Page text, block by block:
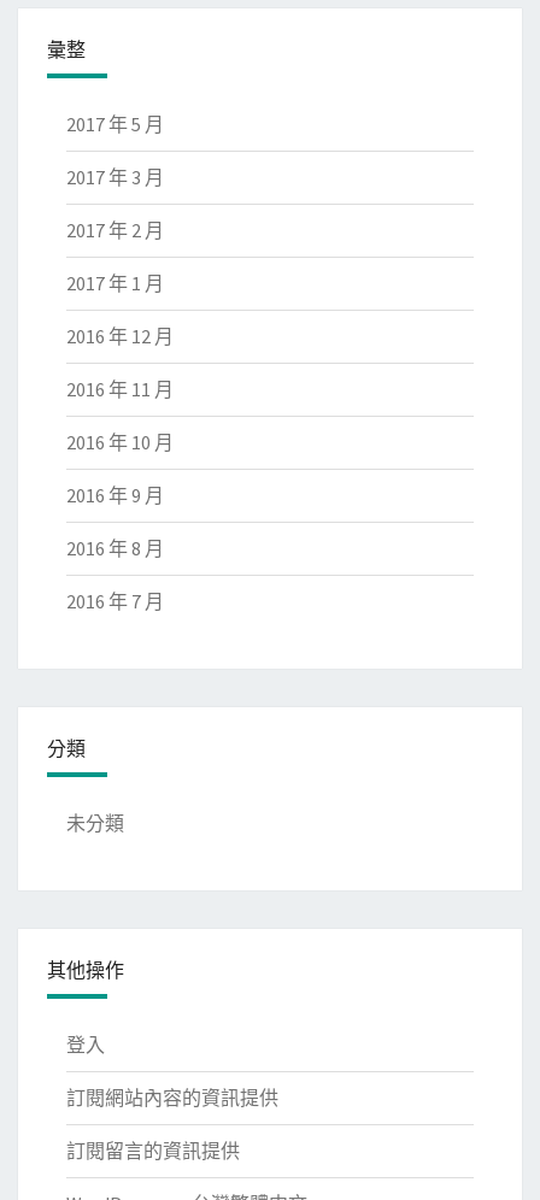
彙整
2017 年 5 月
2017 年 3 月
2017 年 2 月
2017 年 1 月
2016 年 12 月
2016 年 11 月
2016 年 10 月
2016 年 9 月
2016 年 8 月
2016 年 7 月
分類
未分類
其他操作
登入
訂閱網站內容的資訊提供
訂閱留言的資訊提供